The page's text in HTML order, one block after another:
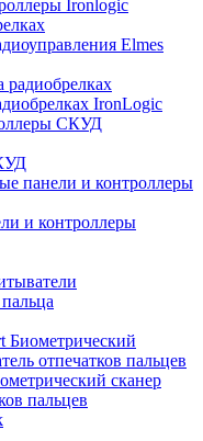
Ironlogic
Elmes
IronLogic
СКУД
панели и контроллеры
и контроллеры
Биометрический
отпечатков пальцев
сканер
пальцев